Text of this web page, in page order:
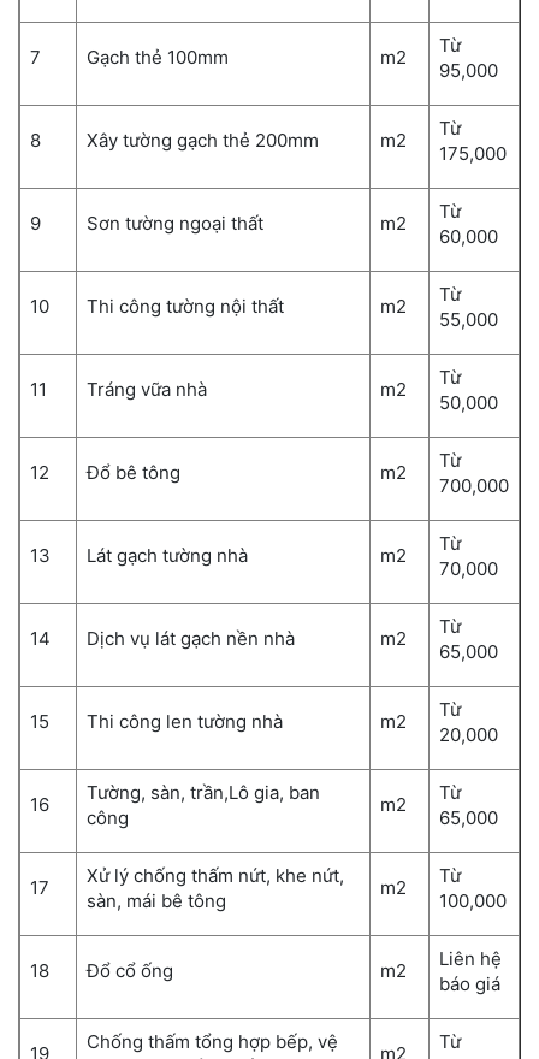
7 Gạch thẻ 100mm m2
Từ
95,000
8 Xây tường gạch thẻ 200mm m2
Từ
175,000
9 Sơn tường ngoại thất m2
Từ
60,000
10 Thi công tường nội thất m2
Từ
55,000
11 Tráng vữa nhà m2
Từ
50,000
12 Đổ bê tông m2
Từ
700,000
13 Lát gạch tường nhà m2
Từ
70,000
14 Dịch vụ lát gạch nền nhà m2
Từ
65,000
15 Thi công len tường nhà m2
Từ
20,000
16
Tường, sàn, trần,Lô gia, ban
công
m2
Từ
65,000
17
Xử lý chống thấm nứt, khe nứt,
sàn, mái bê tông
m2
Từ
100,000
18 Đổ cổ ống m2
Liên hệ
báo giá
19
Chống thấm tổng hợp bếp, vệ
m2
Từ